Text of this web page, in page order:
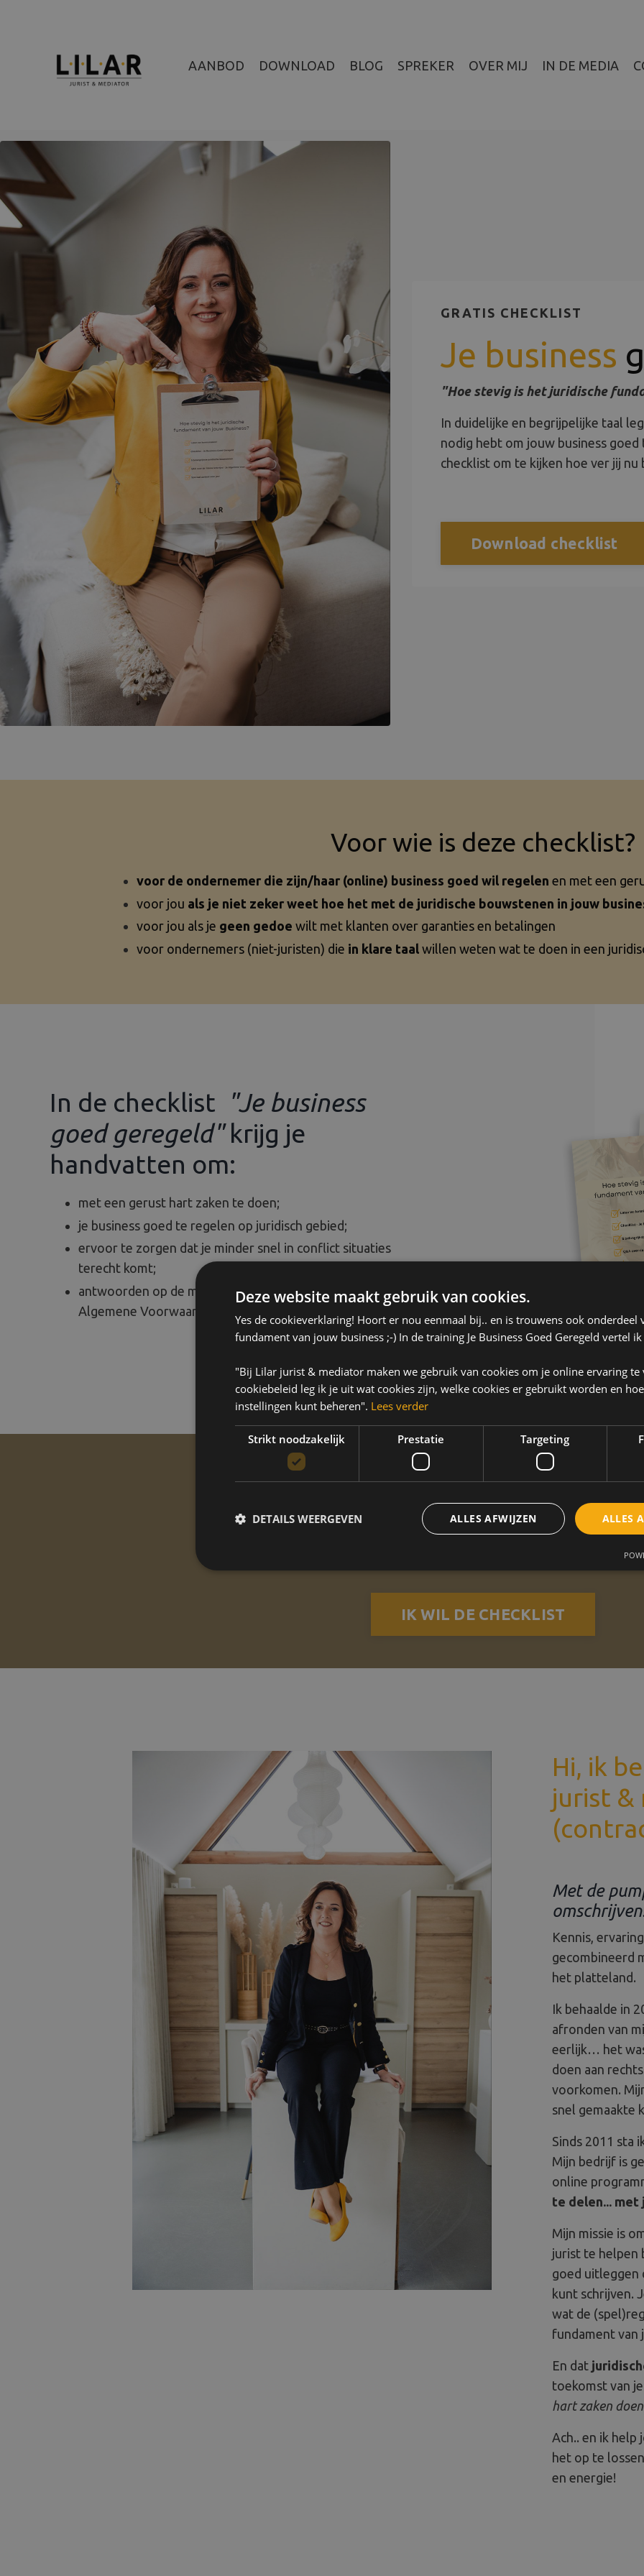
AANBOD DOWNLOAD BLOG SPREKER OVER MIJ IN DE MEDIA
GRATIS CHECKLIST
Je business
"Hoe stevig is het juridische
In duidelijke en begrijpelijke taal
nodig hebt om jouw business
checklist om te kijken hoe ver jij nu
Download checklist
Voor wie is deze checklist?
voor de ondernemer die zijn/haar (online) business goed wil regelen en met een
voor jou als je niet zeker weet hoe het met de juridische bouwstenen in jouw
voor jou als je geen gedoe wilt met klanten over garanties en betalingen
voor ondernemers (niet-juristen) die in klare taalwillen weten wat te doen in een
In de checklist "Je business
goed geregeld"krijg je
handvatten om:
met een gerust hart zaken te doen;
je business goed te regelen op juridisch gebied;
ervoor te zorgen dat je minder snel in conflict situaties
terecht komt;
antwoorden op de meest gestelde vragen over je
Algemene Voorwaarden!
Hoe stevig is het juridische fundamentvan jouw
Vul de checklist in en ontdek of jij met een gerust hart
IK WIL DE CHECKLIST
Hi, ik
jurist &
Met de
Kennis,
gecombineerd
het platteland.
Ik behaalde in
afronden van
eerlijk… het
doen aan
voorkomen.
snel gemaakte
Sinds 2011 sta
Mijn bedrijf is
online
te delen... met
Mijn missie is
jurist te helpen
goed uitleggen
kunt schrijven.
wat de
fundament van
En dat
toekomst van
hart zaken
Ach.. en ik
het op te
en energie!
Deze website maakt gebruik van cookies.
Yes de cookieverklaring! Hoort er nou eenmaal bij.. en is trouwens ook onderdeel
fundament van jouw business ;-) In de training Je Business Goed Geregeld vertel
"Bij Lilar jurist & mediator maken we gebruik van cookies om je online ervaring te
cookiebeleid leg ik je uit wat cookies zijn, welke cookies er gebruikt worden en
instellingen kunt beheren". Lees verder
Strikt noodzakelijk Prestatie Targeting
ALLES
ALLES AFWIJZEN
DETAILS WEERGEVEN